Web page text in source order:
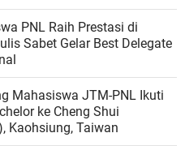
PNL Raih Prestasi di
Sabet Gelar Best Delegate
Mahasiswa JTM-PNL Ikuti
ke Cheng Shui
Kaohsiung, Taiwan